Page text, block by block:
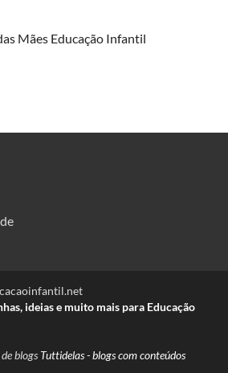
Mães Educação Infantil
ideias e muito mais para Educação
blogs Tuttidelas - blogs com conteúdos